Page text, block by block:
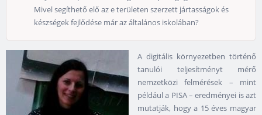
Mivel segíthető elő az e területen szerzett jártasságok és
készségek fejlődése már az általános iskolában?
A digitális környezetben történő
tanulói teljesítményt mérő
nemzetközi felmérések – mint
például a PISA – eredményei is azt
mutatják, hogy a 15 éves magyar